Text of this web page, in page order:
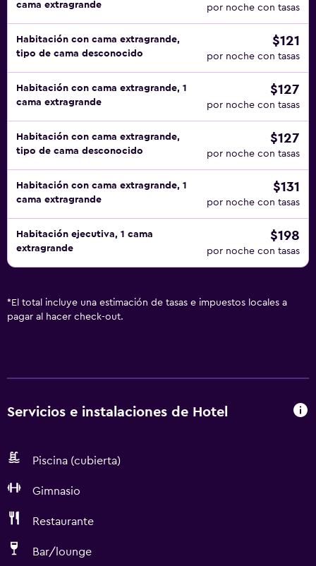
cama extragrande
por noche con tasas
Habitación con cama extragrande,
tipo de cama desconocido
$121
por noche con tasas
Habitación con cama extragrande, 1
cama extragrande
$127
por noche con tasas
Habitación con cama extragrande,
tipo de cama desconocido
$127
por noche con tasas
Habitación con cama extragrande, 1
cama extragrande
$131
por noche con tasas
Habitación ejecutiva, 1 cama
extragrande
$198
por noche con tasas
* El total incluye una estimación de tasas e impuestos locales a
pagar al hacer check-out.
Servicios e instalaciones de Hotel
Piscina (cubierta)
Gimnasio
Restaurante
Bar/lounge